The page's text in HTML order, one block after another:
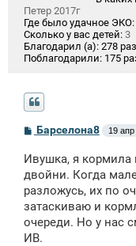
Петер 2017г
Где было удачное ЭКО:
Сколько у вас детей: 3
Благодарил (а): 278 раз
Поблагодарили: 175
С
о
б
щ
н
и
Барселона8 19
Ивушка, я кормила
двойни. Когда
разложусь, их по
затаскиваю и
очереди. Но у нас
ИВ.